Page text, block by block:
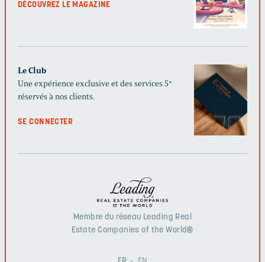
DÉCOUVREZ LE MAGAZINE
Le Club
Une expérience exclusive et des services 5*
réservés à nos clients.
SE CONNECTER
Membre du réseau Leading Real
Estate Companies of the World®